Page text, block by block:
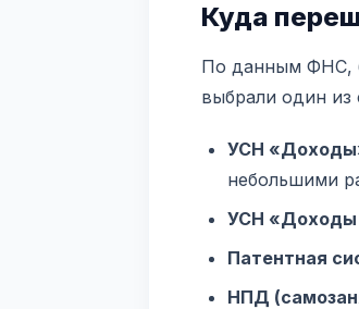
Куда
По данным ФНС,
выбрали один
УСН
небольшими
УСН «Доходы
Патентная
НПД